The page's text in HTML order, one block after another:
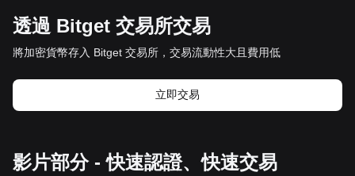
透過 Bitget 交易所交易
將加密貨幣存入 Bitget 交易所，交易流動性大且費用低
立即交易
影片部分 - 快速認證、快速交易